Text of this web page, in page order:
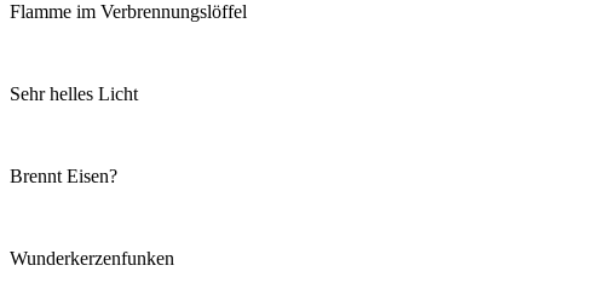
Flamme im Verbrennungslöffel
Sehr helles Licht
Brennt Eisen?
Wunderkerzenfunken